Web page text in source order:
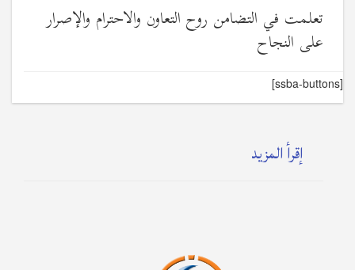
تعلمت في التضامن روح التعاون والاحترام والإصرار
على النجاح
[ssba-buttons]
إقرأ المزيد